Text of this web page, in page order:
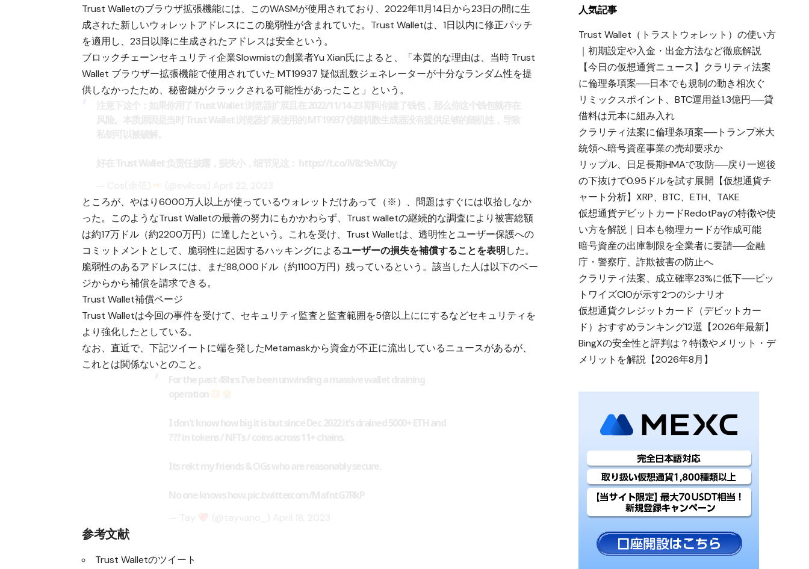
Trust Walletのブラウザ拡張機能には、このWASMが使用されており、2022年11月14日から23日の間に生
成された新しいウォレットアドレスにこの脆弱性が含まれていた。Trust Walletは、1日以内に修正パッチ
を適用し、23日以降に生成されたアドレスは安全という。
ブロックチェーンセキュリティ企業Slowmistの創業者Yu Xian氏によると、「本質的な理由は、当時 Trust
Wallet ブラウザー拡張機能で使用されていた MT19937 疑似乱数ジェネレーターが十分なランダム性を提
供しなかったため、秘密鍵がクラックされる可能性があったこと」という。
ところが、やはり6000万人以上が使っているウォレットだけあって（※）、問題はすぐには収拾しなか
った。このようなTrust Walletの最善の努力にもかかわらず、Trust walletの継続的な調査により被害総額
は約17万ドル（約2200万円）に達したという。これを受け、Trust Walletは、透明性とユーザー保護への
コミットメントとして、脆弱性に起因するハッキングによるユーザーの損失を補償することを表明 した。
脆弱性のあるアドレスには、まだ88,000ドル（約1100万円）残っているという。該当した人は以下のペー
ジからから補償を請求できる。
Trust Wallet補償ページ
Trust Walletは今回の事件を受けて、セキュリティ監査と監査範囲を5倍以上ににするなどセキュリティを
より強化したとしている。
なお、直近で、下記ツイートに端を発したMetamaskから資金が不正に流出しているニュースがあるが、
これとは関係ないとのこと。
参考文献
Trust Walletのツイート
人気記事
Trust Wallet（トラストウォレット）の使い方
｜初期設定や入金・出金方法など徹底解説
【今日の仮想通貨ニュース】クラリティ法案
に倫理条項案──日本でも規制の動き相次ぐ
リミックスポイント、BTC運用益1.3億円──貸
借料は元本に組み入れ
クラリティ法案に倫理条項案──トランプ米大
統領へ暗号資産事業の売却要求か
リップル、日足長期HMAで攻防──戻り一巡後
の下抜けで0.95ドルを試す展開【仮想通貨チ
ャート分析】XRP、BTC、ETH、TAKE
仮想通貨デビットカードRedotPayの特徴や使
い方を解説｜日本も物理カードが作成可能
暗号資産の出庫制限を全業者に要請──金融
庁・警察庁、詐欺被害の防止へ
クラリティ法案、成立確率23%に低下──ビッ
トワイズCIOが示す2つのシナリオ
仮想通貨クレジットカード（デビットカー
ド）おすすめランキング12選【2026年最新】
BingXの安全性と評判は？特徴やメリット・デ
メリットを解説【2026年8月】